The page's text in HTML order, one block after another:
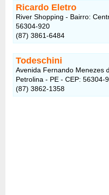
Ricardo Eletro
River Shopping - Bairro:
56304-920
(87) 3861-6484
Todeschini
Avenida Fernando Menezes
Petrolina - PE - CEP: 56304-
(87) 3862-1358